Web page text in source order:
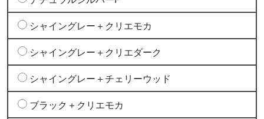
シャイングレー＋クリエモカ
シャイングレー＋クリエダーク
シャイングレー＋チェリーウッド
ブラック＋クリエモカ